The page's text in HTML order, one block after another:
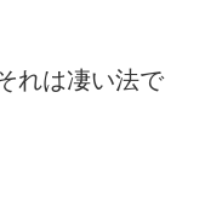
れは凄い法で